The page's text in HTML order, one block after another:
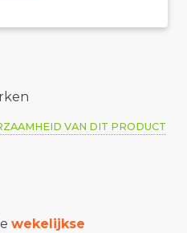
VAN DIT PRODUCT
wekelijkse